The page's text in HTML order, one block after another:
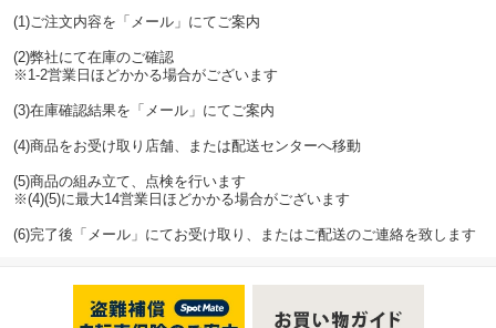
(1)ご注文内容を「メール」にてご案内
(2)弊社にて在庫のご確認
※1-2営業日ほどかかる場合がございます
(3)在庫確認結果を「メール」にてご案内
(4)商品をお受け取り店舗、または配送センターへ移動
(5)商品の組み立て、点検を行います
※(4)(5)に最大14営業日ほどかかる場合がございます
(6)完了後「メール」にてお受け取り、またはご配送のご連絡を致します